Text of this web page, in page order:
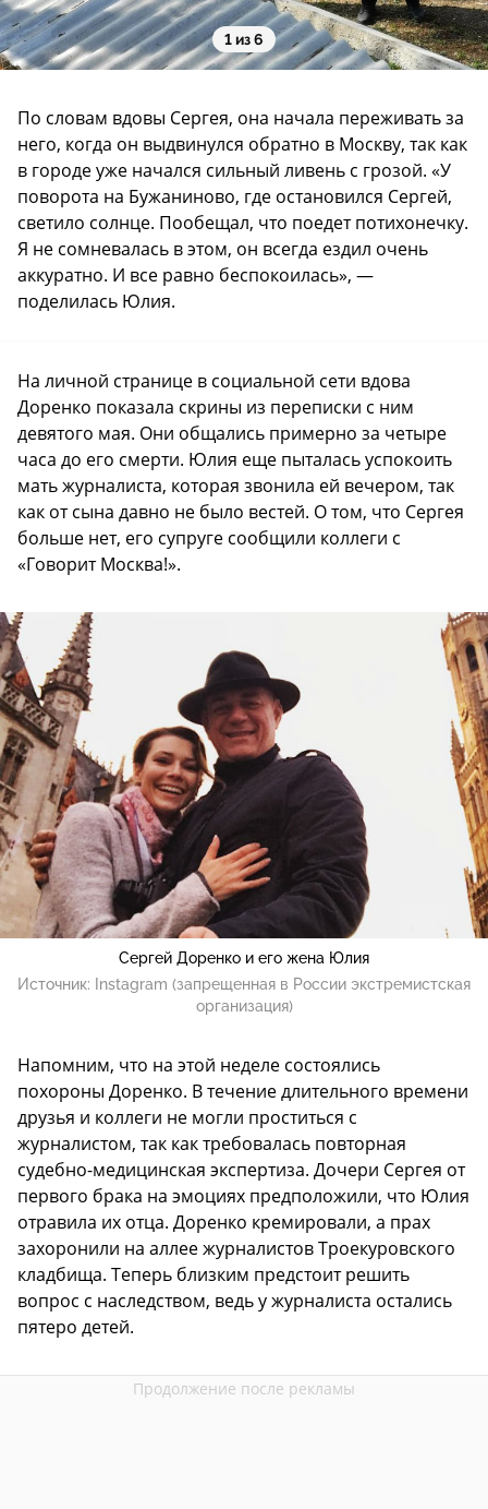
1 из 6
По словам вдовы Сергея, она начала переживать за
него, когда он выдвинулся обратно в Москву, так как
в городе уже начался сильный ливень с грозой. «У
поворота на Бужаниново, где остановился Сергей,
светило солнце. Пообещал, что поедет потихонечку.
Я не сомневалась в этом, он всегда ездил очень
аккуратно. И все равно беспокоилась», —
поделилась Юлия.
На личной странице в социальной сети вдова
Доренко показала скрины из переписки с ним
девятого мая. Они общались примерно за четыре
часа до его смерти. Юлия еще пыталась успокоить
мать журналиста, которая звонила ей вечером, так
как от сына давно не было вестей. О том, что Сергея
больше нет, его супруге сообщили коллеги с
«Говорит Москва!».
Сергей Доренко и его жена Юлия
Источник:
Instagram (запрещенная в России экстремистская
организация)
Напомним, что на этой неделе состоялись
похороны Доренко. В течение длительного времени
друзья и коллеги не могли проститься с
журналистом, так как требовалась повторная
судебно-медицинская экспертиза. Дочери Сергея от
первого брака на эмоциях предположили, что Юлия
отравила их отца. Доренко кремировали, а прах
захоронили на аллее журналистов Троекуровского
кладбища. Теперь близким предстоит решить
вопрос с наследством, ведь у журналиста остались
пятеро детей.